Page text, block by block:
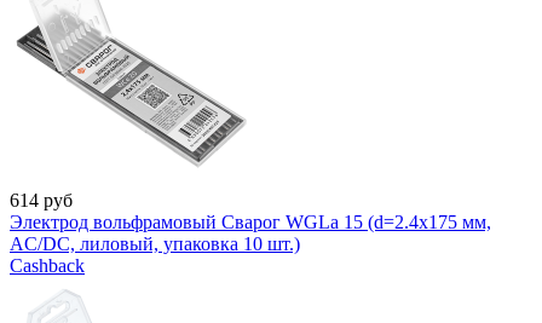
614 руб
Электрод вольфрамовый Сварог WGLa 15 (d=2.4x175 мм,
AC/DC, лиловый, упаковка 10 шт.)
Cashback